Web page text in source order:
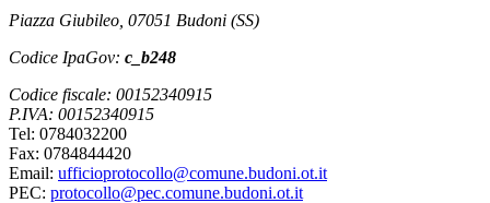
Piazza Giubileo, 07051 Budoni (SS)
Codice IpaGov: c_b248
Codice fiscale: 00152340915
P.IVA: 00152340915
Tel: 0784032200
Fax: 0784844420
Email: ufficioprotocollo@comune.budoni.ot.it
PEC: protocollo@pec.comune.budoni.ot.it